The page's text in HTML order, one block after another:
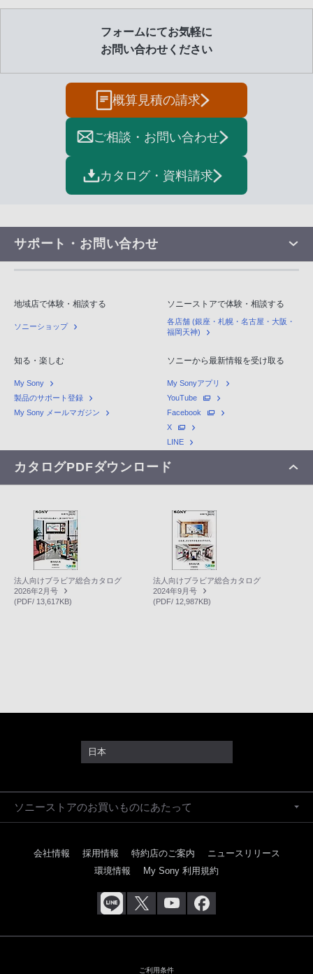
フォームにてお気軽に
お問い合わせください
概算見積の請求
ご相談・お問い合わせ
カタログ・資料請求
サポート・お問い合わせ
地域店で体験・相談する
ソニーショップ
ソニーストアで体験・相談する
各店舗 (銀座・札幌・名古屋・大阪・
福岡天神)
知る・楽しむ
My Sony
製品のサポート登録
My Sony メールマガジン
ソニーから最新情報を受け取る
My Sonyアプリ
YouTube
Facebook
X
LINE
カタログPDFダウンロード
法人向けブラビア総合カタログ
2026年2月号
(PDF/ 13,617KB)
法人向けブラビア総合カタログ
2024年9月号
(PDF/ 12,987KB)
日本
ソニーストアのお買いものにあたって
会社情報 採用情報 特約店のご案内
ニュースリリース
環境情報
My Sony 利用規約
ご利用条件